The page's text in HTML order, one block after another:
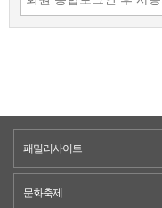
패밀리사이트
문화축제